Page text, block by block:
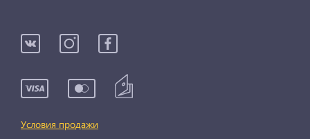
Условия продажи